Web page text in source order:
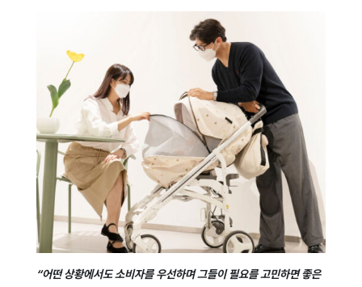
“어떤 상황에서도 소비자를 우선하며 그들이 필요를 고민하면 좋은